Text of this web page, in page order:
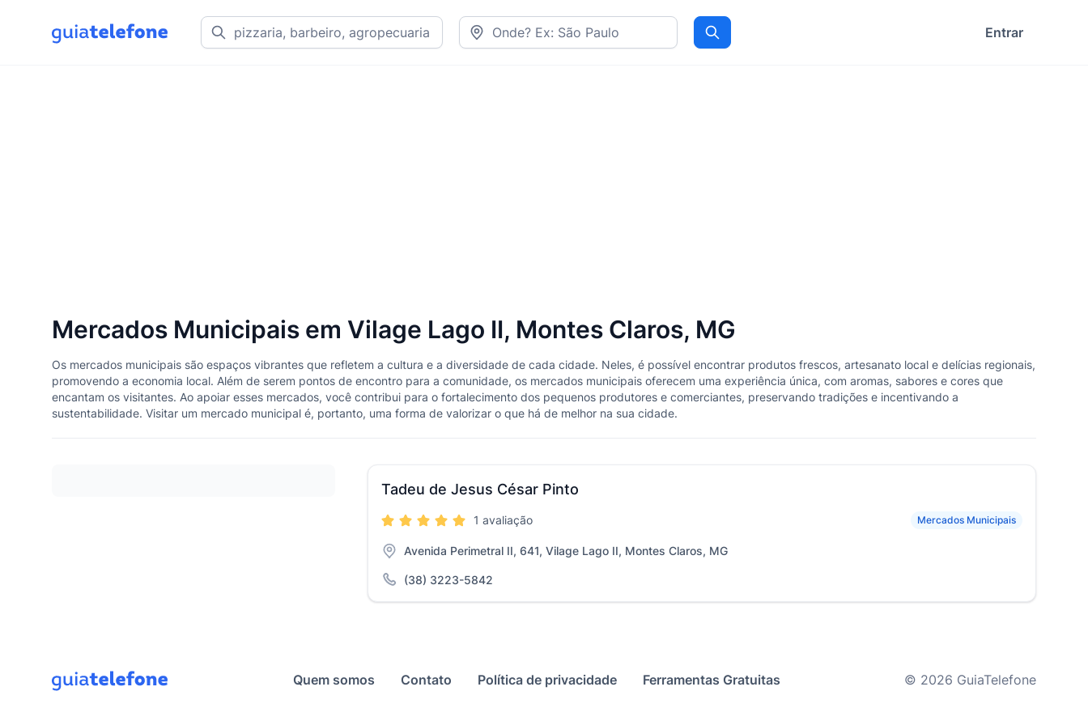
Procurar Entrar
Mercados Municipais em Vilage Lago II, Montes Claros, MG
Os mercados municipais são espaços vibrantes que refletem a cultura e a diversidade de cada cidade. Neles, é possível encontrar produtos frescos, artesanato local e delícias regionais,
promovendo a economia local. Além de serem pontos de encontro para a comunidade, os mercados municipais oferecem uma experiência única, com aromas, sabores e cores que
encantam os visitantes. Ao apoiar esses mercados, você contribui para o fortalecimento dos pequenos produtores e comerciantes, preservando tradições e incentivando a
sustentabilidade. Visitar um mercado municipal é, portanto, uma forma de valorizar o que há de melhor na sua cidade.
Tadeu de Jesus César Pinto
Mercados Municipais
1 avaliação
Avenida Perimetral II, 641, Vilage Lago II, Montes Claros, MG
(38) 3223-5842
Quem somos Contato Política de privacidade Ferramentas Gratuitas © 2026 GuiaTelefone